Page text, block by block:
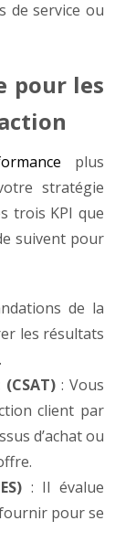
de service ou
pour les
plus
stratégie
trois KPI que
suivent pour
de la
les résultats
: Vous
client par
d’achat ou
: Il évalue
pour se